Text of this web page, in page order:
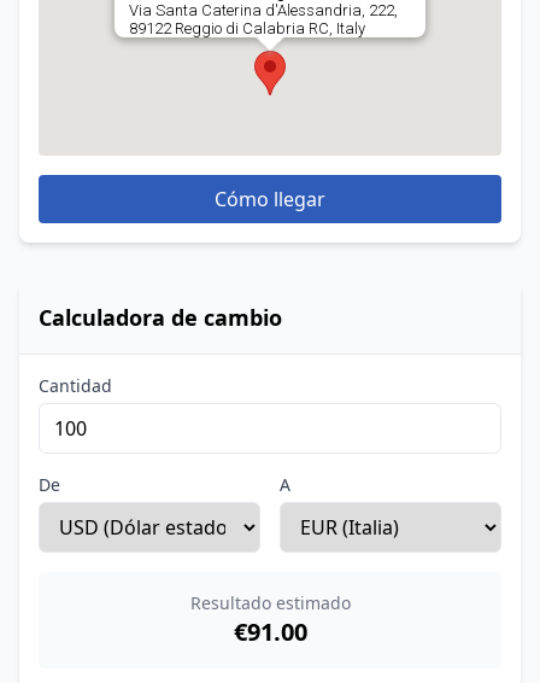
Via Santa Caterina d'Alessandria, 222,
89122 Reggio di Calabria RC, Italy
Cómo llegar
Calculadora de cambio
Cantidad
De A
Resultado estimado
€91.00